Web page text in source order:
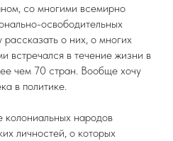
со многими всемирно
освободительных
о них, о многих
встречался в течение жизни в
чем 70 стран. Вообще хочу
в политике.
народов
личностей, о которых